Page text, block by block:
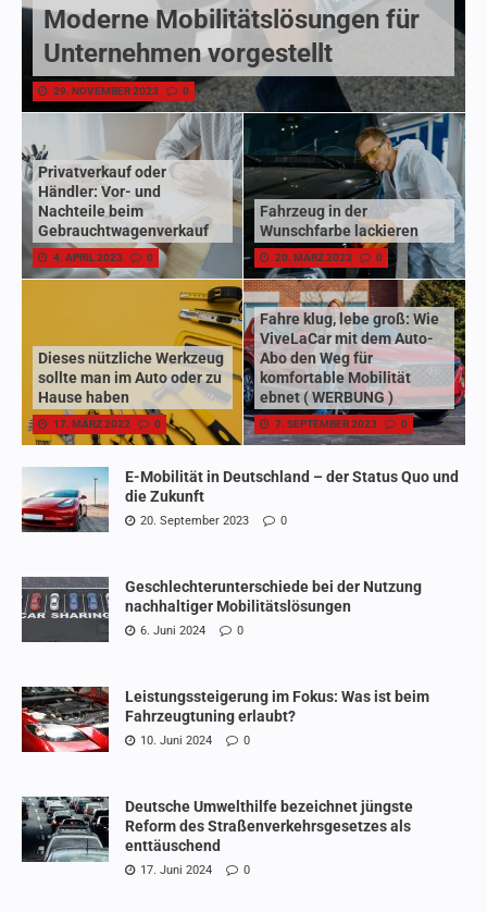
Moderne Mobilitätslösungen für
Unternehmen vorgestellt
29. NOVEMBER 2023 0
Privatverkauf oder
Händler: Vor- und
Nachteile beim
Gebrauchtwagenverkauf
4. APRIL 2023 0
Fahrzeug in der
Wunschfarbe lackieren
20. MÄRZ 2023 0
Dieses nützliche Werkzeug
sollte man im Auto oder zu
Hause haben
17. MÄRZ 2022 0
Fahre klug, lebe groß: Wie
ViveLaCar mit dem Auto-
Abo den Weg für
komfortable Mobilität
ebnet ( WERBUNG )
7. SEPTEMBER 2023 0
E-Mobilität in Deutschland – der Status Quo und
die Zukunft
20. September 2023 0
Geschlechterunterschiede bei der Nutzung
nachhaltiger Mobilitätslösungen
6. Juni 2024 0
Leistungssteigerung im Fokus: Was ist beim
Fahrzeugtuning erlaubt?
10. Juni 2024 0
Deutsche Umwelthilfe bezeichnet jüngste
Reform des Straßenverkehrsgesetzes als
enttäuschend
17. Juni 2024 0